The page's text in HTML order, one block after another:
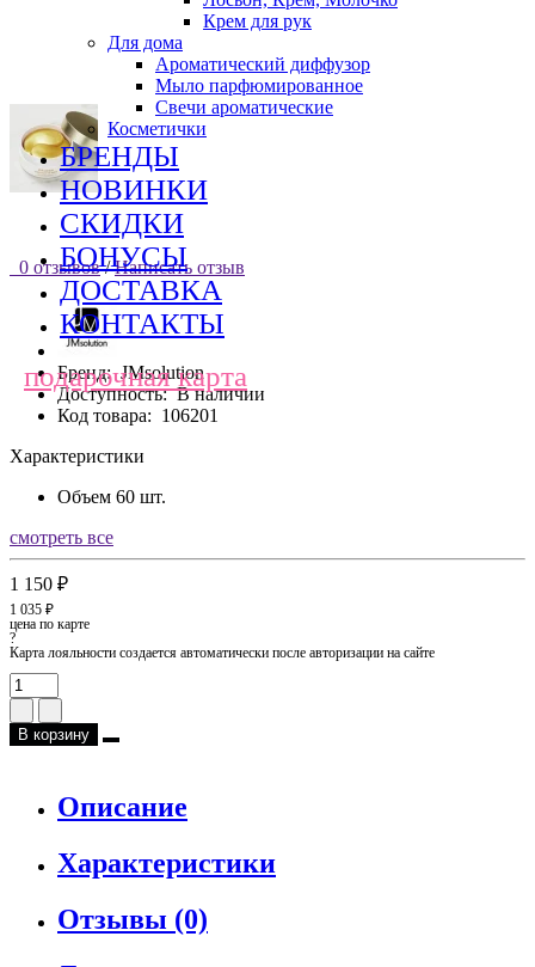
Крем для рук
Для дома
Ароматический диффузор
Мыло парфюмированное
Свечи ароматические
Косметички
БРЕНДЫ
НОВИНКИ
СКИДКИ
БОНУСЫ
ДОСТАВКА
КОНТАКТЫ
подарочная карта
0 отзывов / Написать отзыв
Бренд: JMsolution
Доступность:В наличии
Код товара: 106201
Характеристики
Объем 60 шт.
смотреть все
1 150 ₽
1 035 ₽
цена по карте
?
Карта лояльности создается автоматически после авторизации на сайте
В корзину
Описание
Характеристики
Отзывы (0)